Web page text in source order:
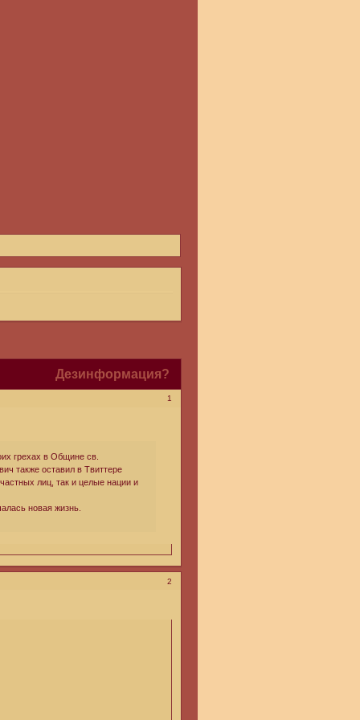
Дезинформация?
1
грехах в Общине св.
также оставил в Твиттере
лиц, так и целые нации и
новая жизнь.
2